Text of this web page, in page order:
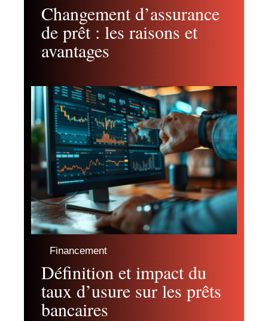
Changement d’assurance
de prêt : les raisons et
avantages
Financement
Définition et impact du
taux d’usure sur les prêts
bancaires